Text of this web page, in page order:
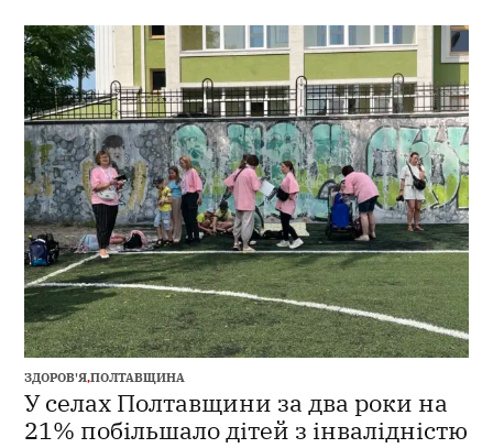
ЗДОРОВ'Я,ПОЛТАВЩИНА
У селах Полтавщини за два роки на
21% побільшало дітей з інвалідністю